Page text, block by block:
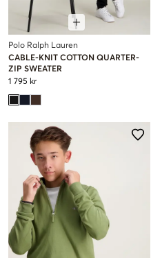
Polo Ralph Lauren
CABLE-KNIT COTTON QUARTER-
ZIP SWEATER
1 795 kr